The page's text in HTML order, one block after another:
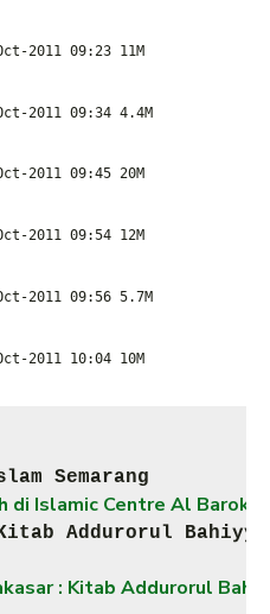
2011 09:23 11M
2011 09:34 4.4M
2011 09:45 20M
2011 09:54 12M
2011 09:56 5.7M
2011 10:04 10M
Semarang
di Islamic Centre Al
Addurorul
: Kitab Addurorul